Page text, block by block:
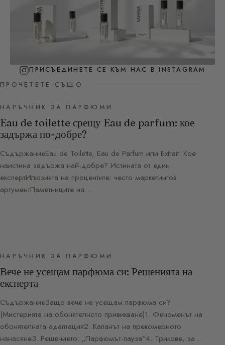
ПРИСЪЕДИНЕТЕ СЕ КЪМ НАС В INSTAGRAM
ПРОЧЕТЕТЕ СЪЩО
НАРЪЧНИК ЗА ПАРФЮМИ
Eau de toilette срещу Eau de parfum: кое
задържа по-добре?
СъдържаниеEau de Toilette, Eau de Parfum или Extrait: Кое
наистина задържа най-добре? Истината от един
експертИлюзията на процентите: често маркетингов
аргументПаметниците на…
НАРЪЧНИК ЗА ПАРФЮМИ
Вече не усещам парфюма си: Решенията на
експерта
СъдържаниеЗащо вече не усещам парфюма си?
(Мистерията на обонятелното привикване)1. Феноменът на
обонятелната адаптация2. Капанът на прекомерното
нанасяне3. Решението: „Парфюмът-пауза“4. Трикове, за…